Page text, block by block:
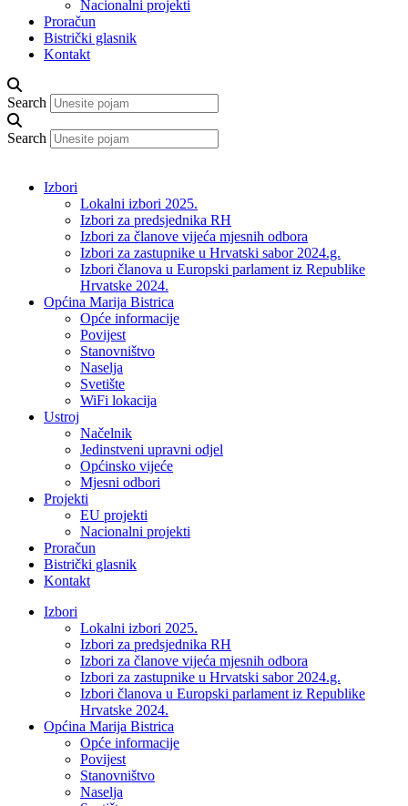
Nacionalni projekti
Proračun
Bistrički glasnik
Kontakt
Search
Search
Izbori
Lokalni izbori 2025.
Izbori za predsjednika RH
Izbori za članove vijeća mjesnih odbora
Izbori za zastupnike u Hrvatski sabor 2024.g.
Izbori članova u Europski parlament iz Republike
Hrvatske 2024.
Općina Marija Bistrica
Opće informacije
Povijest
Stanovništvo
Naselja
Svetište
WiFi lokacija
Ustroj
Načelnik
Jedinstveni upravni odjel
Općinsko vijeće
Mjesni odbori
Projekti
EU projekti
Nacionalni projekti
Proračun
Bistrički glasnik
Kontakt
Izbori
Lokalni izbori 2025.
Izbori za predsjednika RH
Izbori za članove vijeća mjesnih odbora
Izbori za zastupnike u Hrvatski sabor 2024.g.
Izbori članova u Europski parlament iz Republike
Hrvatske 2024.
Općina Marija Bistrica
Opće informacije
Povijest
Stanovništvo
Naselja